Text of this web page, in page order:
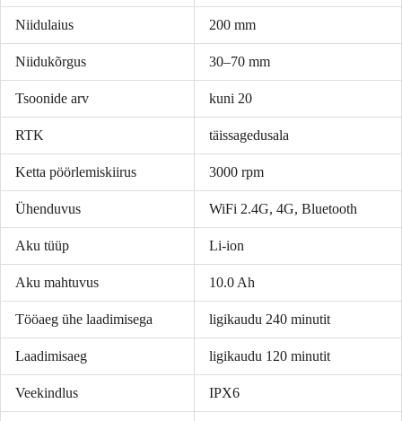
Niidulaius 200 mm
Niidukõrgus 30–70 mm
Tsoonide arv kuni 20
RTK täissagedusala
Ketta pöörlemiskiirus 3000 rpm
Ühenduvus WiFi 2.4G, 4G, Bluetooth
Aku tüüp Li-ion
Aku mahtuvus 10.0 Ah
Tööaeg ühe laadimisega ligikaudu 240 minutit
Laadimisaeg ligikaudu 120 minutit
Veekindlus IPX6